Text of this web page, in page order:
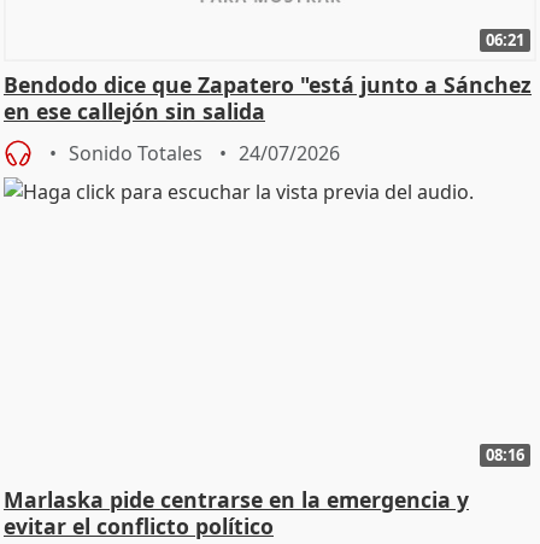
06:21
Bendodo dice que Zapatero "está junto a Sánchez
en ese callejón sin salida
Sonido Totales 24/07/2026
08:16
Marlaska pide centrarse en la emergencia y
evitar el conflicto político